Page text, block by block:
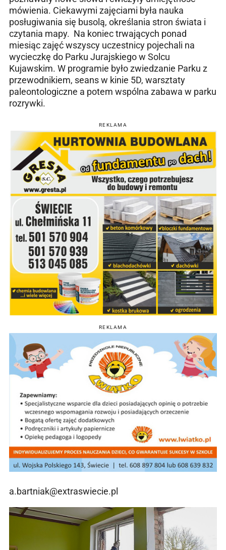
mówienia. Ciekawymi zajęciami była nauka
posługiwania się busolą, określania stron świata i
czytania mapy. Na koniec trwających ponad
miesiąc zajęć wszyscy uczestnicy pojechali na
wycieczkę do Parku Jurajskiego w Solcu
Kujawskim. W programie było zwiedzanie Parku z
przewodnikiem, seans w kinie 5D, warsztaty
paleontologiczne a potem wspólna zabawa w parku
rozrywki.
REKLAMA
REKLAMA
a.bartniak@extraswiecie.pl